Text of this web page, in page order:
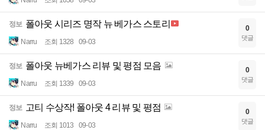
정보 폴아웃 시리즈 명작 뉴 베가스 스토리
Narru 조회 1328 09-03
0
댓글
정보 폴아웃 뉴베가스 리뷰 및 평점 모음
Narru 조회 1339 09-03
0
댓글
정보 고티 수상작! 폴아웃 4 리뷰 및 평점
Narru 조회 1013 09-03
0
댓글